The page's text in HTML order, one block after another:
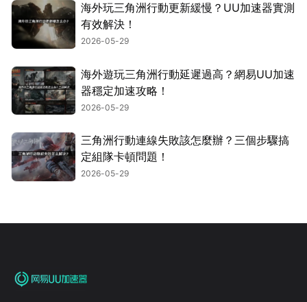
海外玩三角洲行動更新緩慢？UU加速器實測
有效解決！
2026-05-29
海外遊玩三角洲行動延遲過高？網易UU加速
器穩定加速攻略！
2026-05-29
三角洲行動連線失敗該怎麼辦？三個步驟搞
定組隊卡頓問題！
2026-05-29